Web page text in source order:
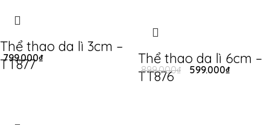
Thể thao da lì 3cm –
TT877
799.000₫
Thể thao da lì 6cm –
TT876
899.000₫ 599.000₫